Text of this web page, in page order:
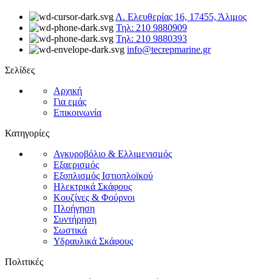
Λ. Ελευθερίας 16, 17455, Άλιμος
Τηλ: 210 9880909
Τηλ: 210 9880393
info@tecrepmarine.gr
Σελίδες
Αρχική
Για εμάς
Επικοινωνία
Κατηγορίες
Αγκυροβόλιο & Ελλιμενισμός
Εξαερισμός
Εξοπλισμός Ιστιοπλοϊκού
Ηλεκτρικά Σκάφους
Κουζίνες & Φούρνοι
Πλοήγηση
Συντήρηση
Σωστικά
Υδραυλικά Σκάφους
Πολιτικές